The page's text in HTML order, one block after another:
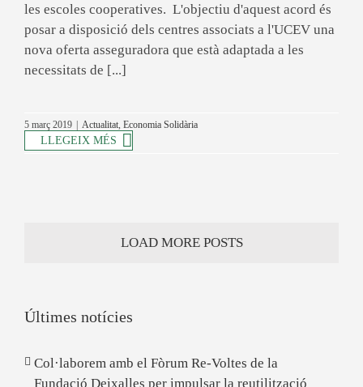
les escoles cooperatives. L'objectiu d'aquest acord és
posar a disposició dels centres associats a l'UCEV una
nova oferta asseguradora que està adaptada a les
necessitats de [...]
5 març 2019 Actualitat, Economia Solidària
LLEGEIX MÉS
LOAD MORE POSTS
Últimes notícies
Col·laborem amb el Fòrum Re-Voltes de la
Fundació Deixalles per impulsar la reutilització